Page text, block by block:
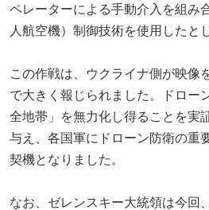
ペレーターによる手動介入を組み
人航空機）制御技術を使用したと
この作戦は、ウクライナ側が映像
で大きく報じられました。ドロー
全地帯」を無力化し得ることを実
与え、各国軍にドローン防衛の重
契機となりました。
なお、ゼレンスキー大統領は今回